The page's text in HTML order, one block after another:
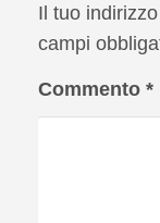
Il tuo
campi
Commento *